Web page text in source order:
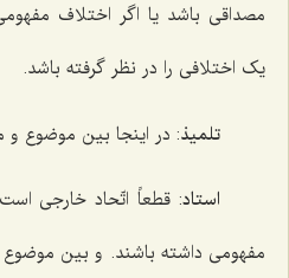
مصداقی باشد یا اگر اختلاف
یک اختلافی را در نظر گرفته باشد.
تلمیذ: در اینجا بین موضوع
استاد: قطعاً اتّحاد خارجی
مفهومی داشته باشند. و بین